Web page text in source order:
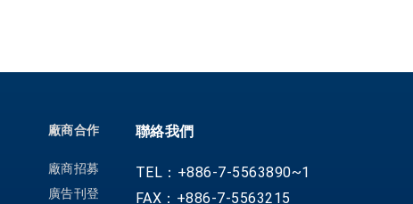
聯絡我們
TEL：+886-7-5563890~1
FAX：+886-7-5563215
廠商合作
廠商招募
廣告刊登